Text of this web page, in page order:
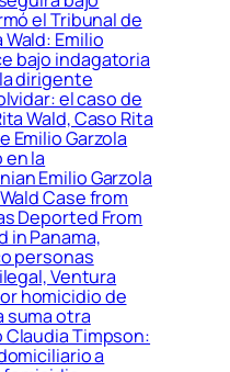
el Tribunal de
Emilio
bajo indagatoria
dirigente
el caso de
Wald, Caso Rita
Emilio Garzola
la
Emilio Garzola
Case from
Deported From
in Panama,
personas
Ventura
homicidio de
suma otra
Timpson:
a